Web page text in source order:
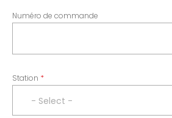
Numéro de commande
Station
- Select -